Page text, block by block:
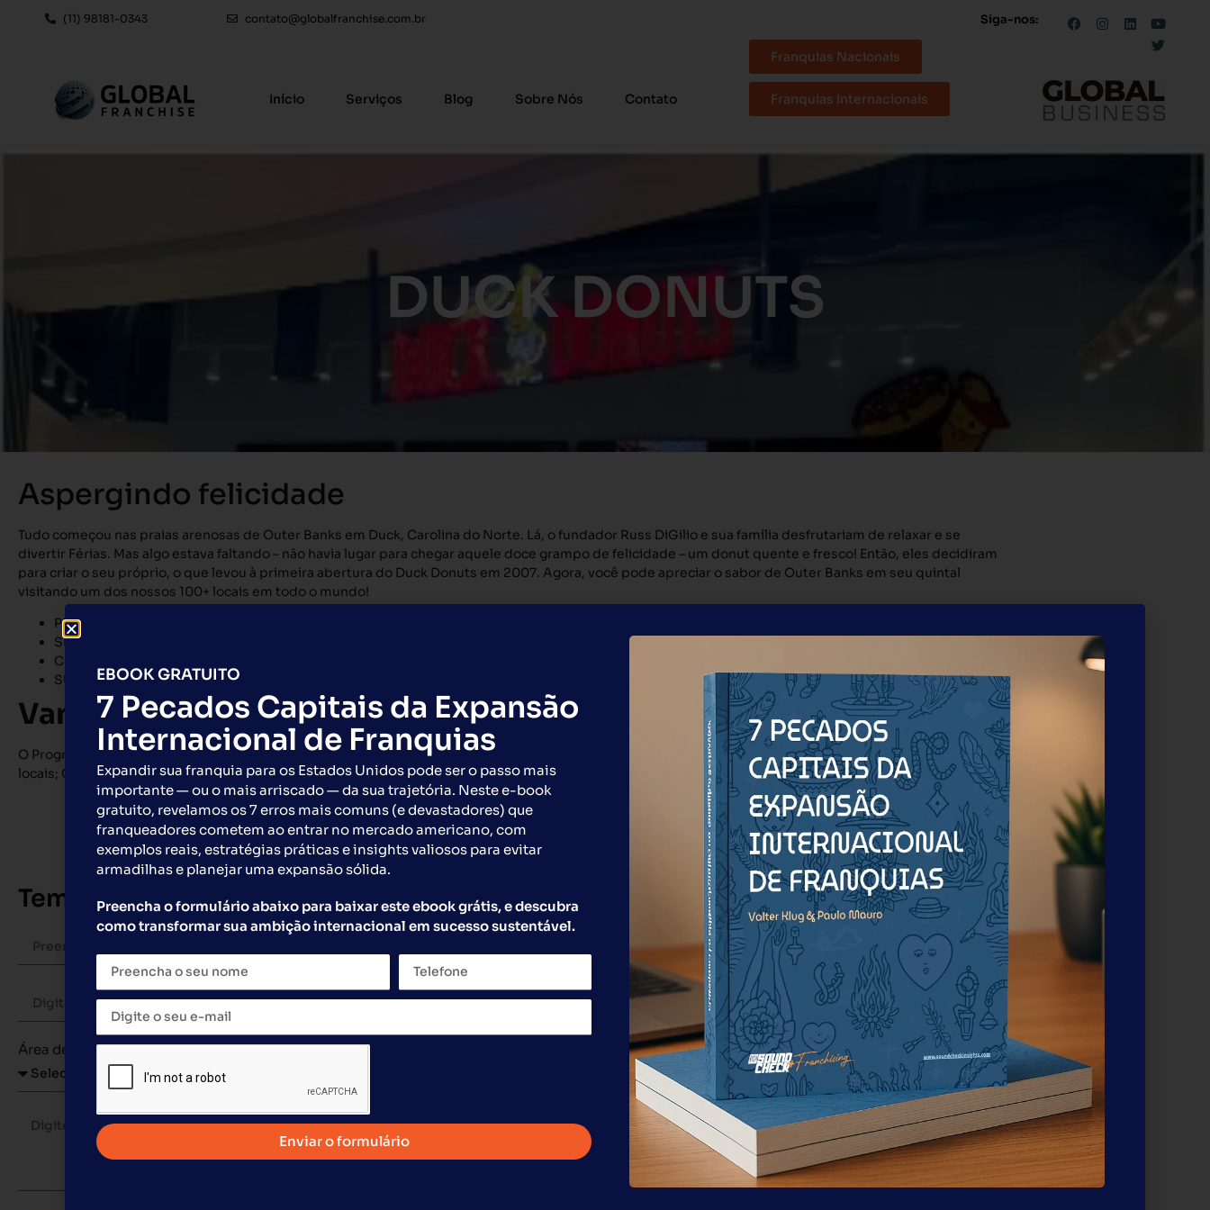
(11) 98181-0343 contato@globalfranchise.com.br Siga-nos:
Início Serviços Blog Sobre Nós Contato
Franquias Nacionais
Franquias Internacionais
DUCK DONUTS
Aspergindo felicidade
Tudo começou nas praias arenosas de Outer Banks em Duck, Carolina do Norte. Lá, o fundador Russ DiGilio e sua família desfrutariam de relaxar e se
divertir Férias. Mas algo estava faltando – não havia lugar para chegar aquele doce grampo de felicidade – um donut quente e fresco! Então, eles decidiram
para criar o seu próprio, o que levou à primeira abertura do Duck Donuts em 2007. Agora, você pode apreciar o sabor de Outer Banks em seu quintal
visitando um dos nossos 100+ locais em todo o mundo!
PRODUTOS DIFERENCIADOS
SIMPLES OPERAÇÃO
CLIENTES VÁRIADOS
SUPORTE 360 GRAUS
Vantagens
O Programa de Franquia Internacional oferece: Direitos exclusivos de desenvolvimento; taxa de desenvolvimento inicial; taxa unitária na abertura dos
locais; Contrato de 10 anos; cronograma de desenvolvimento acordado; taxa mensal de royalties; formação inicial e contínua no país.
Tem interesse nessa franquia? Preencha o formulário abaixo.
Área de Interesse
EBOOK GRATUITO
7 Pecados Capitais da Expansão
Internacional de Franquias
Expandir sua franquia para os Estados Unidos pode ser o passo mais
importante — ou o mais arriscado — da sua trajetória. Neste e-book
gratuito, revelamos os 7 erros mais comuns (e devastadores) que
franqueadores cometem ao entrar no mercado americano, com
exemplos reais, estratégias práticas e insights valiosos para evitar
armadilhas e planejar uma expansão sólida.
Preencha o formulário abaixo para baixar este ebook grátis, e descubra
como transformar sua ambição internacional em sucesso sustentável.
Enviar o formulário